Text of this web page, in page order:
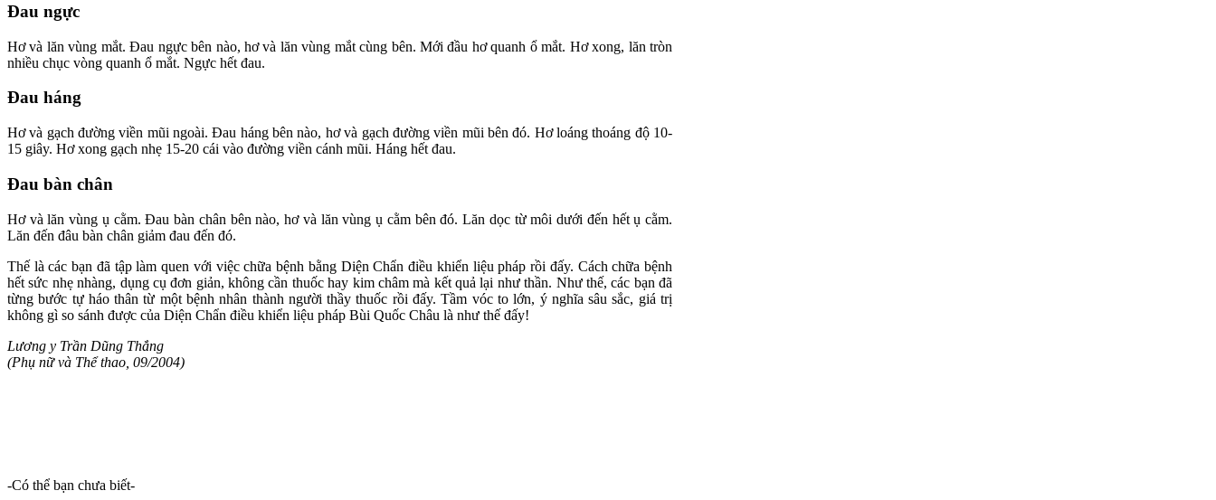
Đau ngực
Hơ và lăn vùng mắt. Đau ngực bên nào, hơ và lăn vùng mắt cùng bên. Mới đầu hơ quanh ổ mắt. Hơ xong, lăn tròn
nhiều chục vòng quanh ổ mắt. Ngực hết đau.
Đau háng
Hơ và gạch đường viền mũi ngoài. Đau háng bên nào, hơ và gạch đường viền mũi bên đó. Hơ loáng thoáng độ 10-
15 giây. Hơ xong gạch nhẹ 15-20 cái vào đường viền cánh mũi. Háng hết đau.
Đau bàn chân
Hơ và lăn vùng ụ cằm. Đau bàn chân bên nào, hơ và lăn vùng ụ cằm bên đó. Lăn dọc từ môi dưới đến hết ụ cằm.
Lăn đến đâu bàn chân giảm đau đến đó.
Thế là các bạn đã tập làm quen với việc chữa bệnh bằng Diện Chẩn điều khiển liệu pháp rồi đấy. Cách chữa bệnh
hết sức nhẹ nhàng, dụng cụ đơn giản, không cần thuốc hay kim châm mà kết quả lại như thần. Như thế, các bạn đã
từng bước tự háo thân từ một bệnh nhân thành người thầy thuốc rồi đấy. Tầm vóc to lớn, ý nghĩa sâu sắc, giá trị
không gì so sánh được của Diện Chẩn điều khiển liệu pháp Bùi Quốc Châu là như thế đấy!
Lương y Trần Dũng Thắng
(Phụ nữ và Thể thao, 09/2004)
-Có thể bạn chưa biết-